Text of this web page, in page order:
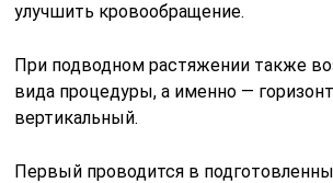
улучшить кровообращение.
При подводном растяжении также
вида процедуры, а именно —
вертикальный.
Первый проводится в